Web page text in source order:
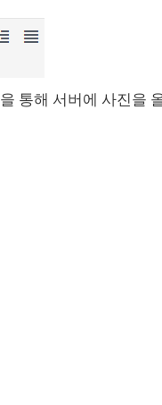
통해 서버에 사진을